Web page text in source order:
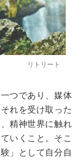
リトリート
つであり、媒体
れを受け取った
精神世界に触れ
いくこと。そこ
」として自分自